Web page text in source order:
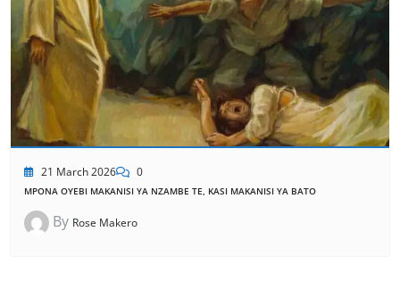
21 March 2026 0
MPONA OYEBI MAKANISI YA NZAMBE TE, KASI MAKANISI YA BATO
By Rose Makero